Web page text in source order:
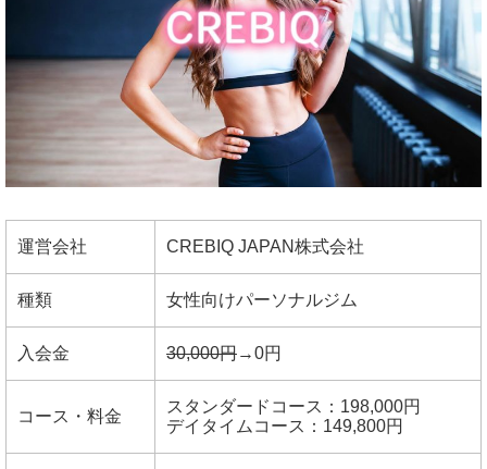
運営会社 CREBIQ JAPAN株式会社
種類 女性向けパーソナルジム
入会金 30,000円→0円
コース・料金
スタンダードコース：198,000円
デイタイムコース：149,800円